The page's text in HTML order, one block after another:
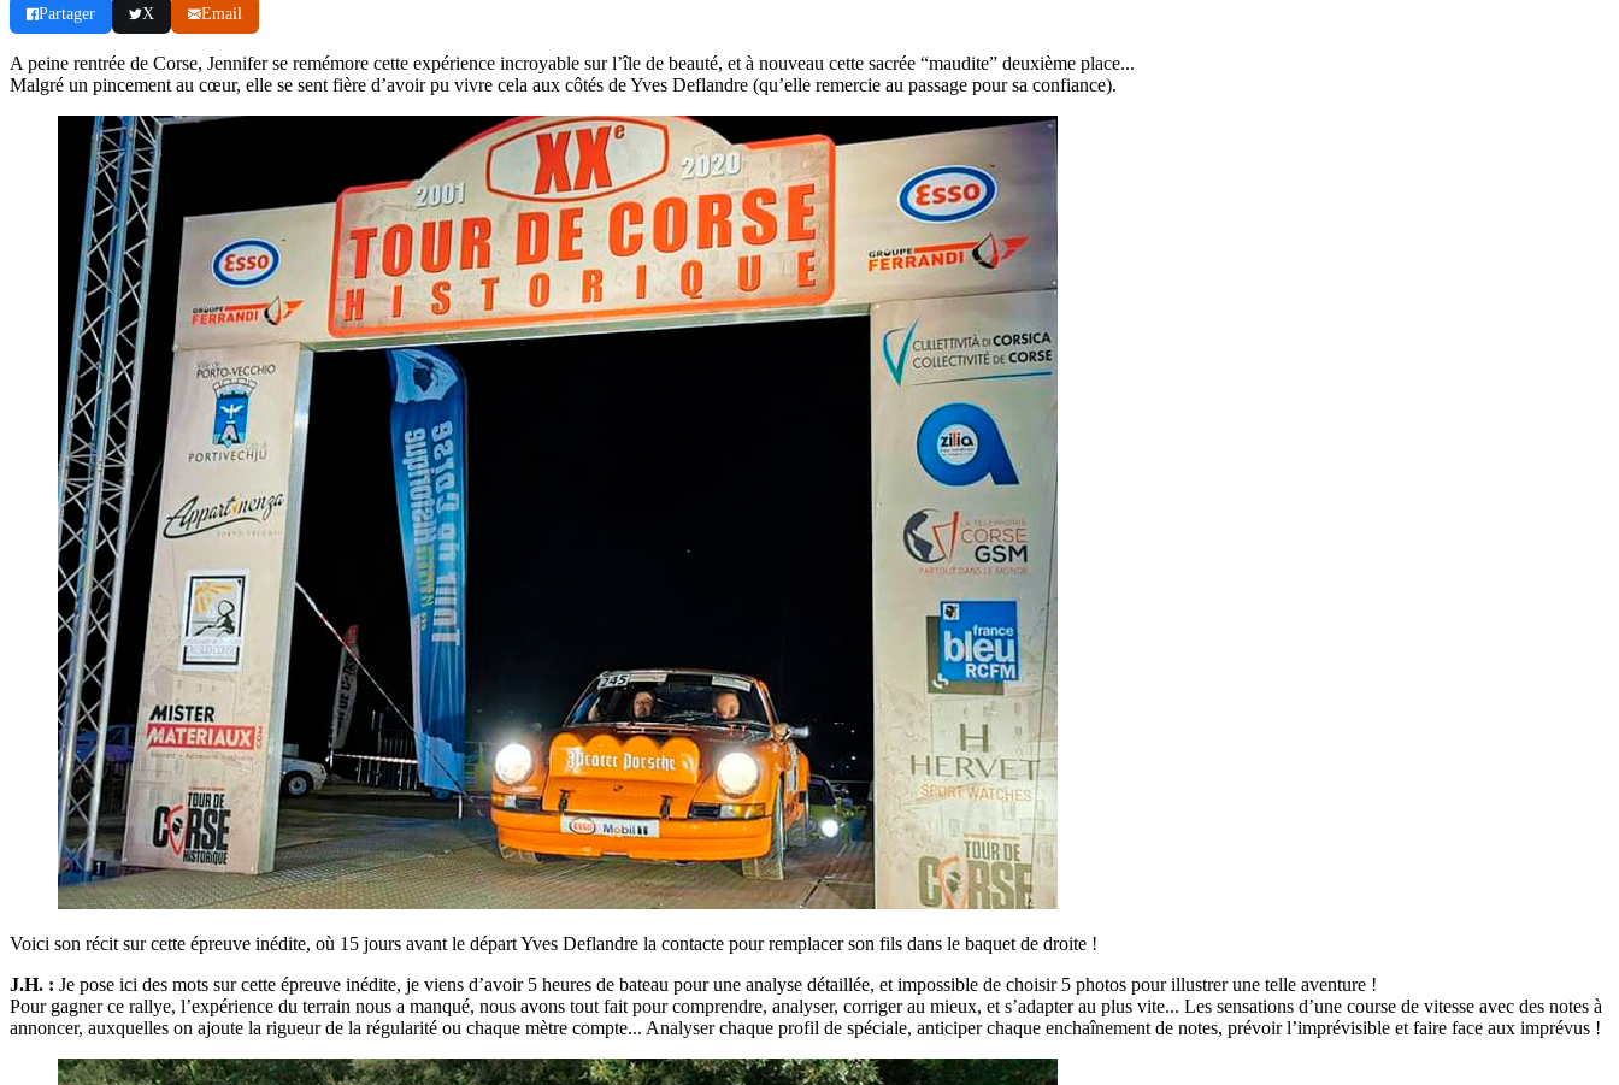
Partager X Email
A peine rentrée de Corse, Jennifer se remémore cette expérience incroyable sur l’île de beauté, et à nouveau cette sacrée “maudite” deuxième place...
Malgré un pincement au cœur, elle se sent fière d’avoir pu vivre cela aux côtés de Yves Deflandre (qu’elle remercie au passage pour sa confiance).
Voici son récit sur cette épreuve inédite, où 15 jours avant le départ Yves Deflandre la contacte pour remplacer son fils dans le baquet de droite !
J.H. : Je pose ici des mots sur cette épreuve inédite, je viens d’avoir 5 heures de bateau pour une analyse détaillée, et impossible de choisir 5 photos pour illustrer une telle aventure !
Pour gagner ce rallye, l’expérience du terrain nous a manqué, nous avons tout fait pour comprendre, analyser, corriger au mieux, et s’adapter au plus vite... Les sensations d’une course de vitesse avec des notes à
annoncer, auxquelles on ajoute la rigueur de la régularité ou chaque mètre compte... Analyser chaque profil de spéciale, anticiper chaque enchaînement de notes, prévoir l’imprévisible et faire face aux imprévus !